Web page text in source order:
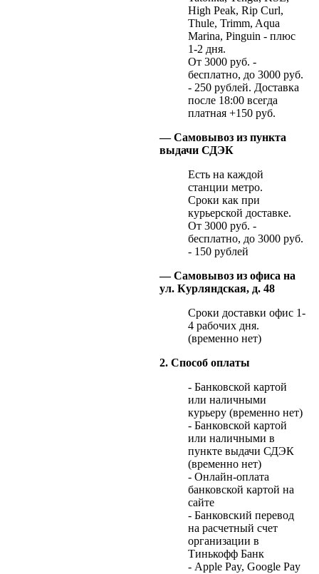
High Peak, Rip Curl,
Thule, Trimm, Aqua
Marina, Pinguin - плюс
1-2 дня.
От 3000 руб. -
бесплатно, до 3000 руб.
- 250 рублей. Доставка
после 18:00 всегда
платная +150 руб.
— Самовывоз из пункта
выдачи СДЭК
Есть на каждой
станции метро.
Сроки как при
курьерской доставке.
От 3000 руб. -
бесплатно, до 3000 руб.
- 150 рублей
— Самовывоз из офиса на
ул. Курляндская, д. 48
Сроки доставки офис 1-
4 рабочих дня.
(временно нет)
2. Способ оплаты
- Банковской картой
или наличными
курьеру (временно нет)
- Банковской картой
или наличными в
пункте выдачи СДЭК
(временно нет)
- Онлайн-оплата
банковской картой на
сайте
- Банковский перевод
на расчетный счет
организации в
Тинькофф Банк
- Apple Pay, Google Pay